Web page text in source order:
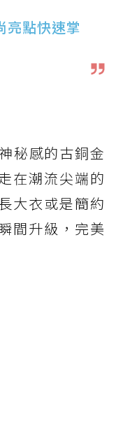
亮點快速掌
秘感的古銅金
在潮流尖端的
大衣或是簡約
間升級，完美